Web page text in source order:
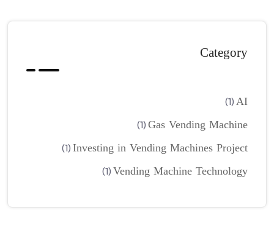
Category
AI
(1)
Gas Vending Machine
(1)
Investing in Vending Machines Project
(1)
Vending Machine Technology
(1)